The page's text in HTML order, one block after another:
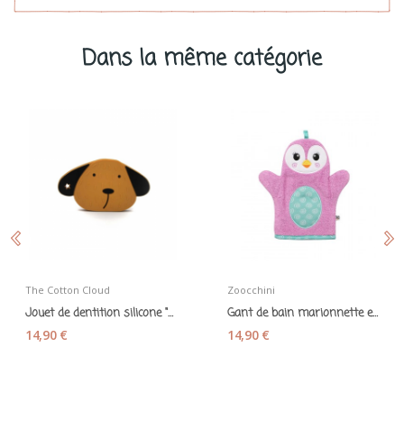
Dans la même catégorie
The Cotton Cloud
Jouet de dentition silicone "Milo le chien"...
14,90 €
Zoocchini
Gant de bain marionnette en coton « Pingouin »
14,90 €